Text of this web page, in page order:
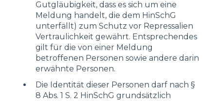
Gutgläubigkeit, dass es sich um eine
Meldung handelt, die dem HinSchG
unterfällt) zum Schutz vor Repressalien
Vertraulichkeit gewährt. Entsprechendes
gilt für die von einer Meldung
betroffenen Personen sowie andere darin
erwähnte Personen.
Die Identität dieser Personen darf nach §
8 Abs. 1 S. 2 HinSchG grundsätzlich